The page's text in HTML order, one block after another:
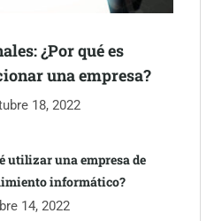
movilidad profesional con
y talento
¿Por qué es
una empresa?
18, 2022
utilizar una empresa de
informático?
14, 2022